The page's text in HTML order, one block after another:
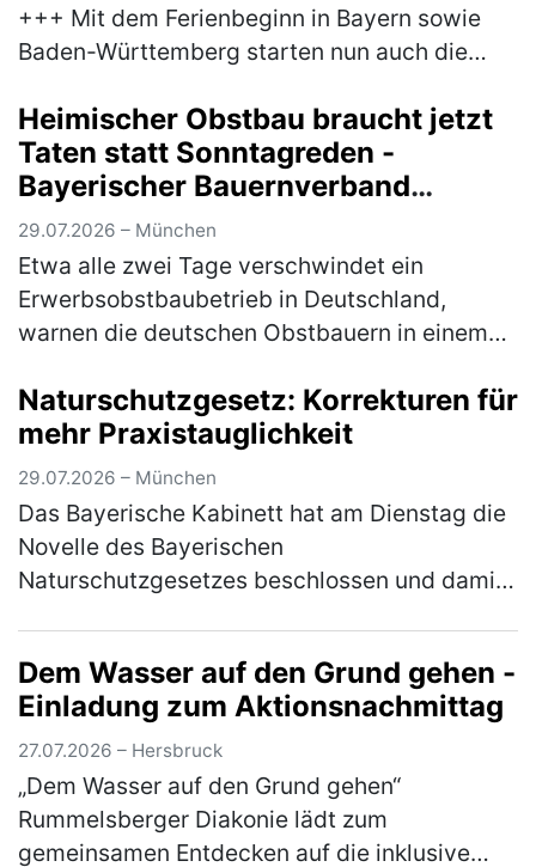
+++ Mit dem Ferienbeginn in Bayern sowie
Baden-Württemberg starten nun auch die
Damit erreicht der Reiseverkehr sein…(mehr)
Heimischer Obstbau braucht jetzt
Taten statt Sonntagreden -
Bayerischer Bauernverband
unterstützt Brandbrief der
Obstbauern
29.07.2026 – München
Etwa alle zwei Tage verschwindet ein
Erwerbsobstbaubetrieb in Deutschland,
warnen die deutschen Obstbauern in einem
Bauernverband (BBV) anschließt.
Mitunterzei…(mehr)
Naturschutzgesetz: Korrekturen für
mehr Praxistauglichkeit
29.07.2026 – München
Das Bayerische Kabinett hat am Dienstag die
Novelle des Bayerischen
Naturschutzgesetzes beschlossen und damit
"Der B…(mehr)
Dem Wasser auf den Grund gehen -
Einladung zum Aktionsnachmittag
27.07.2026 – Hersbruck
„Dem Wasser auf den Grund gehen“
Rummelsberger Diakonie lädt zum
gemeinsamen Entdecken auf die inklusive